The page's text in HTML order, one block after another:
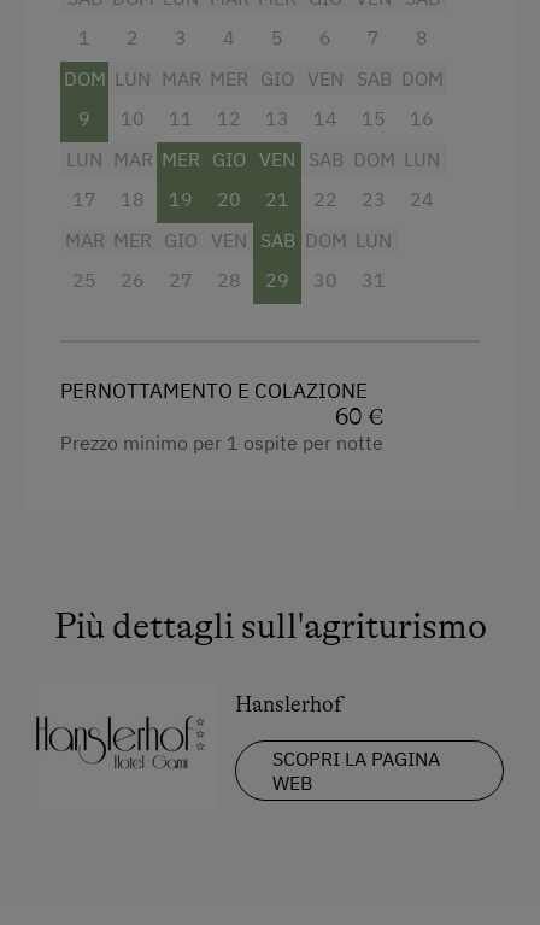
Doccia
Asciugamani
Cassaforte
Telefono
Accappatoio
1
2
3
4
5
6
7
8
DOM
9
LUN
10
MAR
11
MER
12
GIO
13
VEN
14
SAB
15
DOM
16
LUN
17
MAR
18
MER
19
GIO
20
VEN
21
SAB
22
DOM
23
LUN
24
MAR
25
MER
26
GIO
27
VEN
28
SAB
29
DOM
30
LUN
31
PERNOTTAMENTO E COLAZIONE
60 €
Prezzo minimo per 1 ospite per notte
Più dettagli sull'agriturismo
Hanslerhof
SCOPRI LA PAGINA
WEB